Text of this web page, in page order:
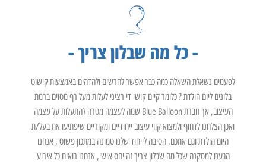
- כל מה שבלון צריך -
לפעמים נשאלת השאלה כמה כבר אפשר להרשים ולהדהים באמצעות קישוט
בלונים ליום הולדת ? כלומר קיים קושי די רציני לעלות מעל רף מסוים ברמת
העיצוב, אך חברת Blue Balloon שמה לעצמה מטרה להתעלות על עצמה
ואכן הצלחנו לדחוף ולמצוא קווי עיצוב ייחודיים ומקוריים שיפתיעו את בעל/ת
היום הולדת וגם אתכם. הסיבה לייחוד שלנו טמונה במתכון פשוט , אנחנו
הגענו למסקנה שכל מה שבלון צריך זה יחס אישי, אנחנו רואים כל אירוע